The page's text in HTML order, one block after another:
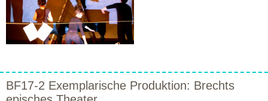
BF17-2 Exemplarische Produktion: Brechts